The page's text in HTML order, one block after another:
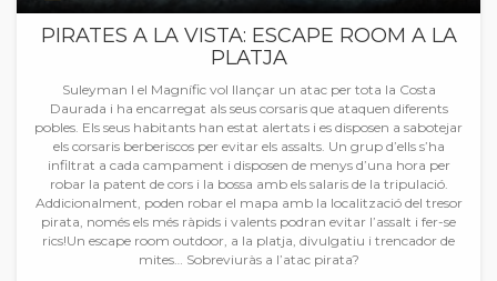
PIRATES A LA VISTA: ESCAPE ROOM A LA
PLATJA
Suleyman I el Magnífic vol llançar un atac per tota la Costa
Daurada i ha encarregat als seus corsaris que ataquen diferents
pobles. Els seus habitants han estat alertats i es disposen a sabotejar
els corsaris berberiscos per evitar els assalts. Un grup d’ells s’ha
infiltrat a cada campament i disposen de menys d’una hora per
robar la patent de cors i la bossa amb els salaris de la tripulació.
Addicionalment, poden robar el mapa amb la localització del tresor
pirata, només els més ràpids i valents podran evitar l’assalt i fer-se
rics!Un escape room outdoor, a la platja, divulgatiu i trencador de
mites… Sobreviuràs a l’atac pirata?